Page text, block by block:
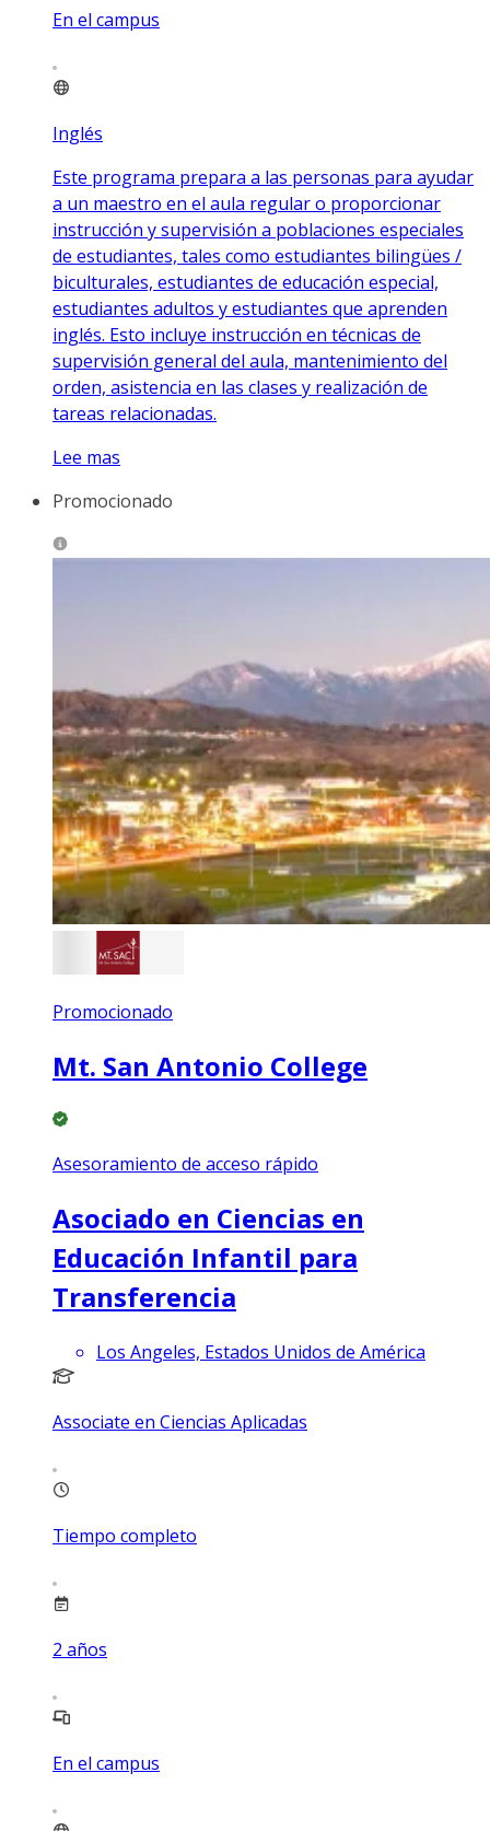
En el campus
Inglés
Este programa prepara a las personas para ayudar
a un maestro en el aula regular o proporcionar
instrucción y supervisión a poblaciones especiales
de estudiantes, tales como estudiantes bilingües /
biculturales, estudiantes de educación especial,
estudiantes adultos y estudiantes que aprenden
inglés. Esto incluye instrucción en técnicas de
supervisión general del aula, mantenimiento del
orden, asistencia en las clases y realización de
tareas relacionadas.
Lee mas
Promocionado
Promocionado
Mt. San Antonio College
Asesoramiento de acceso rápido
Asociado en Ciencias en
Educación Infantil para
Transferencia
Los Angeles, Estados Unidos de América
Associate en Ciencias Aplicadas
Tiempo completo
2 años
En el campus